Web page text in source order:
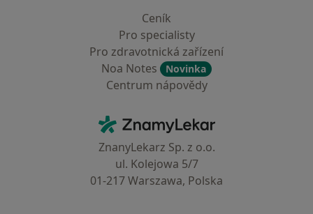
Ceník
Pro specialisty
Pro zdravotnická zařízení
Noa Notes
Novinka
Centrum nápovědy
ZnamyLekar - Hlavní stránka
ZnanyLekarz Sp. z o.o.
ul. Kolejowa 5/7
01-217 Warszawa, Polska